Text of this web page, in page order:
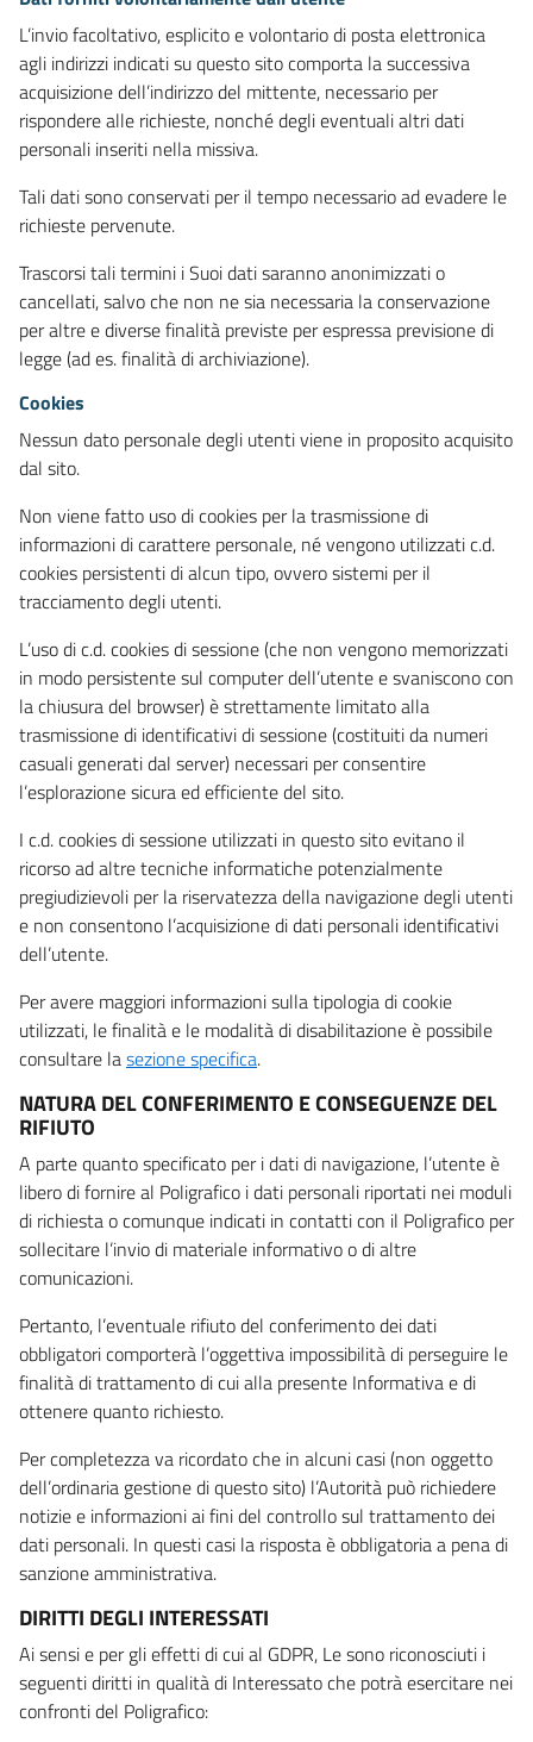
L’invio facoltativo, esplicito e volontario di posta elettronica
agli indirizzi indicati su questo sito comporta la successiva
acquisizione dell’indirizzo del mittente, necessario per
rispondere alle richieste, nonché degli eventuali altri dati
personali inseriti nella missiva.
Tali dati sono conservati per il tempo necessario ad evadere le
richieste pervenute.
Trascorsi tali termini i Suoi dati saranno anonimizzati o
cancellati, salvo che non ne sia necessaria la conservazione
per altre e diverse finalità previste per espressa previsione di
legge (ad es. finalità di archiviazione).
Cookies
Nessun dato personale degli utenti viene in proposito acquisito
dal sito.
Non viene fatto uso di cookies per la trasmissione di
informazioni di carattere personale, né vengono utilizzati c.d.
cookies persistenti di alcun tipo, ovvero sistemi per il
tracciamento degli utenti.
L’uso di c.d. cookies di sessione (che non vengono memorizzati
in modo persistente sul computer dell’utente e svaniscono con
la chiusura del browser) è strettamente limitato alla
trasmissione di identificativi di sessione (costituiti da numeri
casuali generati dal server) necessari per consentire
l’esplorazione sicura ed efficiente del sito.
I c.d. cookies di sessione utilizzati in questo sito evitano il
ricorso ad altre tecniche informatiche potenzialmente
pregiudizievoli per la riservatezza della navigazione degli utenti
e non consentono l’acquisizione di dati personali identificativi
dell’utente.
Per avere maggiori informazioni sulla tipologia di cookie
utilizzati, le finalità e le modalità di disabilitazione è possibile
consultare lasezione specifica.
NATURA DEL CONFERIMENTO E CONSEGUENZE DEL
RIFIUTO
A parte quanto specificato per i dati di navigazione, l’utente è
libero di fornire al Poligrafico i dati personali riportati nei moduli
di richiesta o comunque indicati in contatti con il Poligrafico per
sollecitare l’invio di materiale informativo o di altre
comunicazioni.
Pertanto, l’eventuale rifiuto del conferimento dei dati
obbligatori comporterà l’oggettiva impossibilità di perseguire le
finalità di trattamento di cui alla presente Informativa e di
ottenere quanto richiesto.
Per completezza va ricordato che in alcuni casi (non oggetto
dell’ordinaria gestione di questo sito) l’Autorità può richiedere
notizie e informazioni ai fini del controllo sul trattamento dei
dati personali. In questi casi la risposta è obbligatoria a pena di
sanzione amministrativa.
DIRITTI DEGLI INTERESSATI
Ai sensi e per gli effetti di cui al GDPR, Le sono riconosciuti i
seguenti diritti in qualità di Interessato che potrà esercitare nei
confronti del Poligrafico: